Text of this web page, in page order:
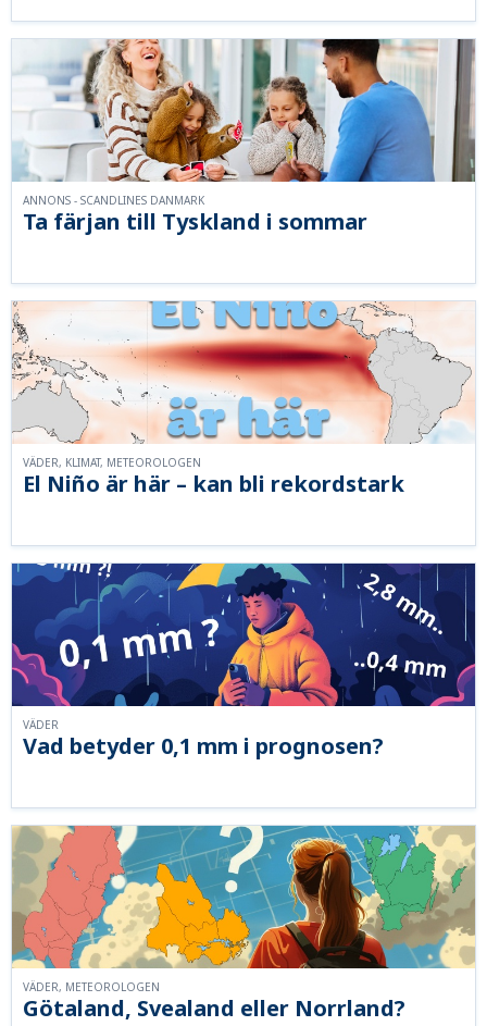
Ta färjan till Tyskland i sommar
ANNONS - SCANDLINES DANMARK
El Niño är här – kan bli rekordstark
VÄDER, KLIMAT, METEOROLOGEN
Vad betyder 0,1 mm i prognosen?
VÄDER
Götaland, Svealand eller Norrland?
VÄDER, METEOROLOGEN